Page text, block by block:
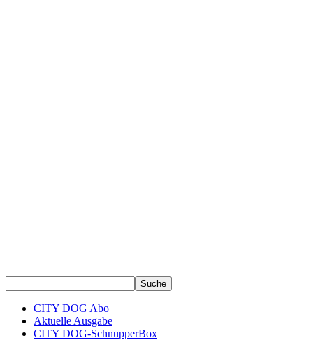
CITY DOG Abo
Aktuelle Ausgabe
CITY DOG-SchnupperBox